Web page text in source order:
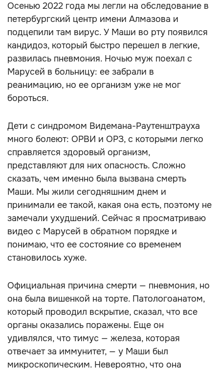
Осенью 2022 года мы легли на обследование в
петербургский центр имени Алмазова и
подцепили там вирус. У Маши во рту появился
кандидоз, который быстро перешел в легкие,
развилась пневмония. Ночью муж поехал с
Марусей в больницу: ее забрали в
реанимацию, но ее организм уже не мог
бороться.
Дети с синдромом Видемана-Раутенштрауха
много болеют: ОРВИ и ОРЗ, с которыми легко
справляется здоровый организм,
представляют для них опасность. Сложно
сказать, чем именно была вызвана смерть
Маши. Мы жили сегодняшним днем и
принимали ее такой, какая она есть, поэтому не
замечали ухудшений. Сейчас я просматриваю
видео с Марусей в обратном порядке и
понимаю, что ее состояние со временем
становилось хуже.
Официальная причина смерти — пневмония, но
она была вишенкой на торте. Патологоанатом,
который проводил вскрытие, сказал, что все
органы оказались поражены. Еще он
удивлялся, что тимус — железа, которая
отвечает за иммунитет, — у Маши был
микроскопическим. Невероятно, что она